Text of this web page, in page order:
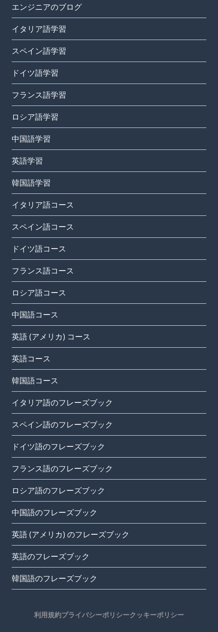
エンジニアのブログ
イタリア語学習
スペイン語学習
ドイツ語学習
フランス語学習
ロシア語学習
中国語学習
英語学習
韓国語学習
イタリア語コース
スペイン語コース
ドイツ語コース
フランス語コース
ロシア語コース
中国語コース
英語 (アメリカ) コース
英語コース
韓国語コース
イタリア語のフレーズブック
スペイン語のフレーズブック
ドイツ語のフレーズブック
フランス語のフレーズブック
ロシア語のフレーズブック
中国語のフレーズブック
英語 (アメリカ) のフレーズブック
英語のフレーズブック
韓国語のフレーズブック
利用規約プライバシーポリシークッキーポリシー